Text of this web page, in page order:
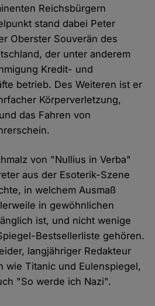
Reichsbürgern
stand dabei Peter
Oberster Souverän des
der unter anderem
Kredit- und
betrieb. Des Weiteren ist er
Körperverletzung,
das Fahren von
von "Nullius in Verba"
aus der Esoterik-Szene
in welchem Ausmaß
in gewöhnlichen
ist, und nicht wenige
Bestsellerliste gehören.
langjähriger Redakteur
wie Titanic und Eulenspiegel,
"So werde ich Nazi".